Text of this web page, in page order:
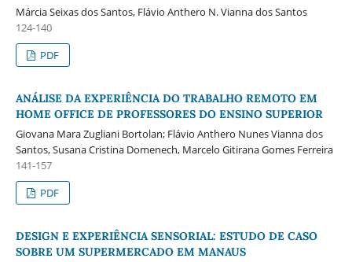
Márcia Seixas dos Santos, Flávio Anthero N. Vianna dos Santos
124-140
PDF
ANÁLISE DA EXPERIÊNCIA DO TRABALHO REMOTO EM
HOME OFFICE DE PROFESSORES DO ENSINO SUPERIOR
Giovana Mara Zugliani Bortolan; Flávio Anthero Nunes Vianna dos
Santos, Susana Cristina Domenech, Marcelo Gitirana Gomes Ferreira
141-157
PDF
DESIGN E EXPERIÊNCIA SENSORIAL: ESTUDO DE CASO
SOBRE UM SUPERMERCADO EM MANAUS